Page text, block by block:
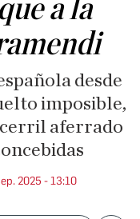
a la
desde
imposible,
aferrado
2025 - 13:10